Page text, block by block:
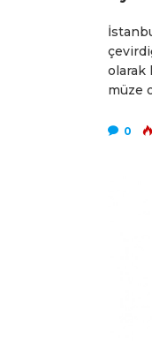
olarak
müze
0